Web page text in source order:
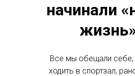
начинали
Все мы обещали себе,
ходить в спортзал,